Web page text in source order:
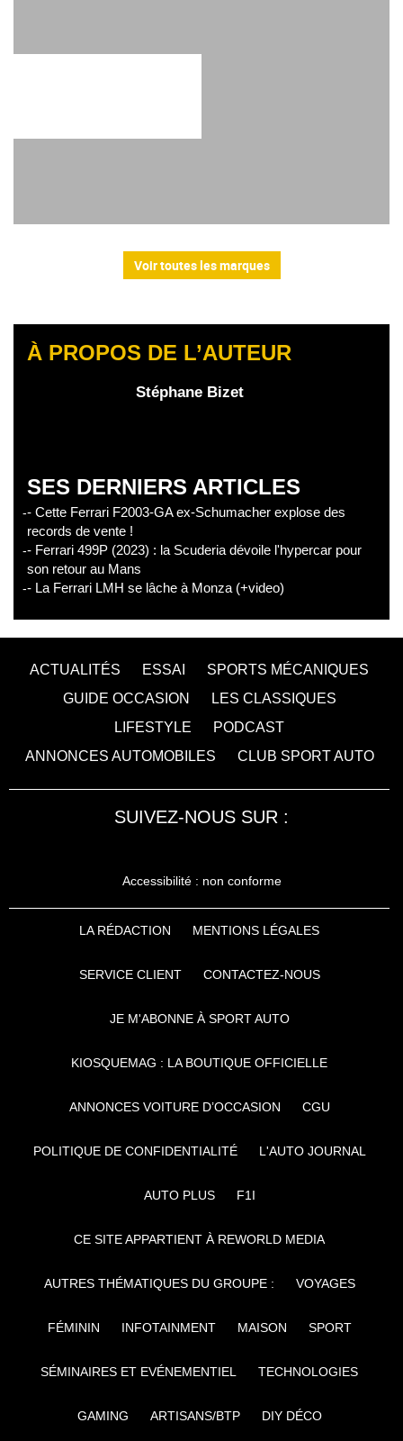
Voir toutes les marques
À PROPOS DE L’AUTEUR
Stéphane Bizet
SES DERNIERS ARTICLES
- Cette Ferrari F2003-GA ex-Schumacher explose des
records de vente !
- Ferrari 499P (2023) : la Scuderia dévoile l'hypercar pour
son retour au Mans
- La Ferrari LMH se lâche à Monza (+video)
ACTUALITÉS ESSAI
SPORTS MÉCANIQUES
GUIDE OCCASION
LES CLASSIQUES
LIFESTYLE
PODCAST
ANNONCES AUTOMOBILES
CLUB SPORT AUTO
SUIVEZ-NOUS SUR :
Accessibilité : non conforme
LA RÉDACTION MENTIONS LÉGALES
SERVICE CLIENT CONTACTEZ-NOUS
JE M'ABONNE À SPORT AUTO
KIOSQUEMAG : LA BOUTIQUE OFFICIELLE
ANNONCES VOITURE D’OCCASION CGU
POLITIQUE DE CONFIDENTIALITÉ L'AUTO JOURNAL
AUTO PLUS F1I
CE SITE APPARTIENT À REWORLD MEDIA
AUTRES THÉMATIQUES DU GROUPE : VOYAGES
FÉMININ INFOTAINMENT MAISON SPORT
SÉMINAIRES ET EVÉNEMENTIEL TECHNOLOGIES
GAMING ARTISANS/BTP DIY DÉCO